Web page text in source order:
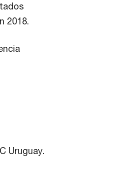
2018.
Uruguay.